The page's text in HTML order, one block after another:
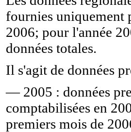
fournies uniquement
2006; pour l'année
données totales.
Il s'agit de données
— 2005 : données
comptabilisées en
premiers mois de